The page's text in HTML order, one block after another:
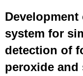
system for
detection of
peroxide